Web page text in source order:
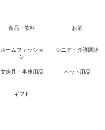
食品・飲料 お酒
ホームファッショ
ン
シニア・介護関連
文房具・事務用品 ペット用品
ギフト